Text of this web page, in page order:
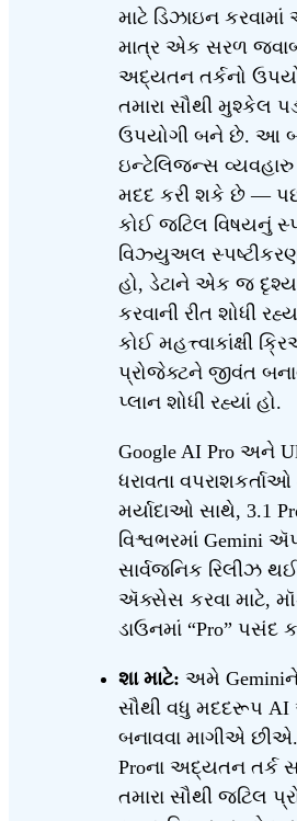
માટે ડિઝાઇન
માત્ર એક સરળ
અદ્યતન તર્કનો
તમારા સૌથી મુશ્કેલ
ઉપયોગી બને છે. આ
ઇન્ટેલિજન્સ વ્યવહારુ
મદદ કરી શકે છે —
કોઈ જટિલ વિષયનું
વિઝ્યુઅલ સ્પષ્ટીકરણ
હો, ડેટાને એક જ
કરવાની રીત શોધી
કોઈ મહત્ત્વાકાંક્ષી
પ્રોજેક્ટને જીવંત
પ્લાન શોધી રહ્યાં હો.
Google AI Pro અને
ધરાવતા
મર્યાદાઓ સાથે, 3.1
વિશ્વભરમાં Gemini
સાર્વજનિક રિલીઝ
ઍક્સેસ કરવા માટે,
ડાઉનમાં “Pro” પસંદ
શા માટે: અમે
સૌથી વધુ મદદરૂપ
બનાવવા માગીએ છીએ.
Proના અદ્યતન તર્ક
તમારા સૌથી જટિલ